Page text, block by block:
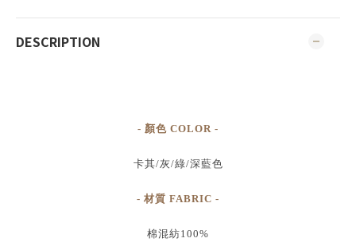
DESCRIPTION
- 顏色 COLOR -
卡其/灰/綠/深藍色
- 材質 FABRIC -
棉混紡100%